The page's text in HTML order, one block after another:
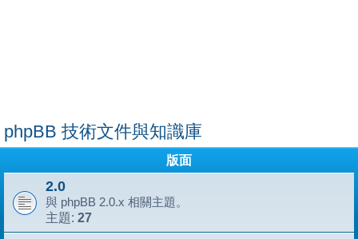
phpBB 技術文件與知識庫
版面
2.0
與 phpBB 2.0.x 相關主題。
主題: 27